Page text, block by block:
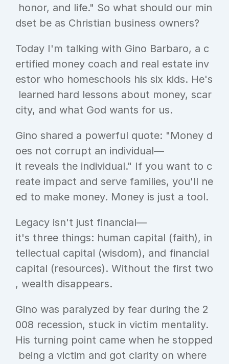
honor, and life." So what should our min
dset be as Christian business owners?
Today I'm talking with Gino Barbaro, a c
ertified money coach and real estate inv
estor who homeschools his six kids. He's
learned hard lessons about money, scar
city, and what God wants for us.
Gino shared a powerful quote: "Money d
oes not corrupt an individual—
it reveals the individual." If you want to c
reate impact and serve families, you'll ne
ed to make money. Money is just a tool.
Legacy isn't just financial—
it's three things: human capital (faith), in
tellectual capital (wisdom), and financial
capital (resources). Without the first two
, wealth disappears.
Gino was paralyzed by fear during the 2
008 recession, stuck in victim mentality.
His turning point came when he stopped
being a victim and got clarity on where